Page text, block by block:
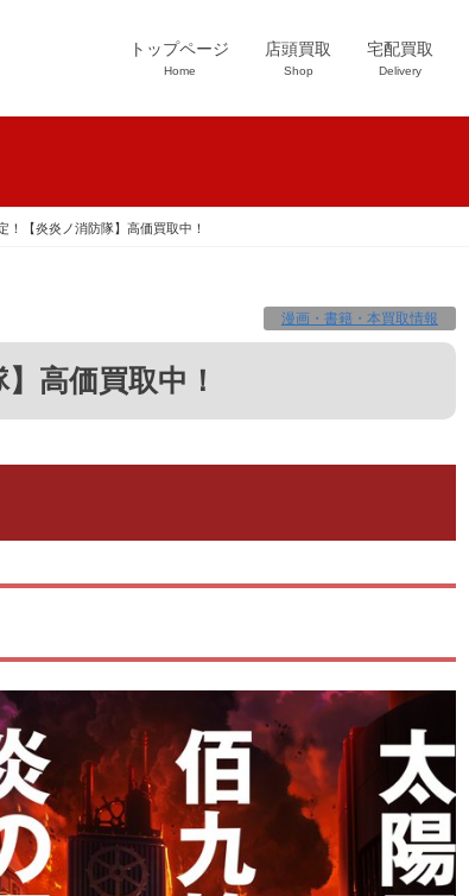
トップページ
Home
店頭買取
Shop
宅配買取
Delivery
！【炎炎ノ消防隊】高価買取中！
漫画・書籍・本買取情報
高価買取中！